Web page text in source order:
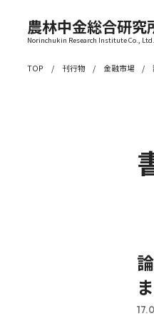
農林中金総合研究
Norinchukin Research Institute Co., Ltd.
TOP 刊行物 金融市場